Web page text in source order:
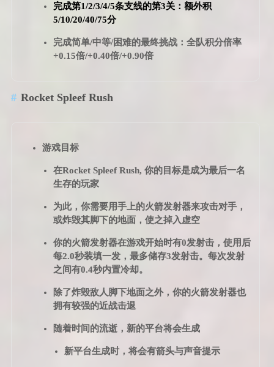
完成第1/2/3/4/5条支线的第3关：额外积
5/10/20/40/75分
完成简单/中等/困难的最终挑战：全队积分倍率
+0.15倍/+0.40倍/+0.90倍
Rocket Spleef Rush
游戏目标
在Rocket Spleef Rush, 你的目标是成为最后一名
生存的玩家
为此，你需要用手上的火箭发射器来攻击对手，
或炸毁其脚下的地面，使之掉入虚空
你的火箭发射器在游戏开始时有0发射击，使用后
每2.0秒装填一发，最多储存3发射击。每次发射
之间有0.4秒内置冷却。
除了炸毁敌人脚下地面之外，你的火箭发射器也
拥有较强的近战击退
随着时间的流逝，新的平台将会生成
新平台生成时，将会有箭头与声音提示